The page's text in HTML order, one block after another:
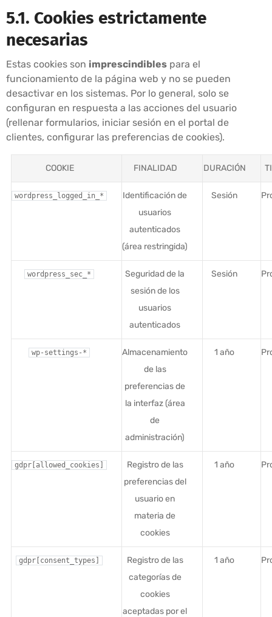
5.1. Cookies estrictamente
necesarias
Estas cookies son imprescindibles para el
funcionamiento de la página web y no se pueden
desactivar en los sistemas. Por lo general, solo se
configuran en respuesta a las acciones del usuario
(rellenar formularios, iniciar sesión en el portal de
clientes, configurar las preferencias de cookies).
COOKIE FINALIDAD DURACIÓN
wordpress_logged_in_*
Identificación de
usuarios
autenticados
(área restringida)
Sesión
wordpress_sec_*
Seguridad de la
sesión de los
usuarios
autenticados
Sesión
wp-settings-*
Almacenamiento
de las
preferencias de
la interfaz (área
de
administración)
1 año
gdpr[allowed_cookies]
Registro de las
preferencias del
usuario en
materia de
cookies
1 año
gdpr[consent_types]
Registro de las
categorías de
cookies
aceptadas por el
1 año